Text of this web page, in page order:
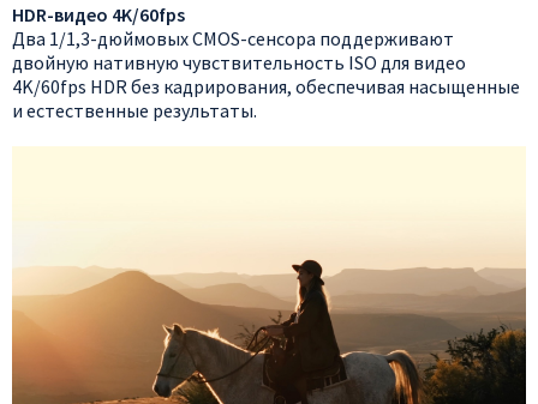
HDR-видео 4K/60fps
Два 1/1,3-дюймовых CMOS-сенсора поддерживают
двойную нативную чувствительность ISO для видео
4K/60fps HDR без кадрирования, обеспечивая насыщенные
и естественные результаты.